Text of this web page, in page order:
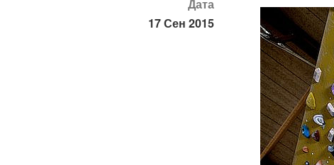
Дата
17 Сен 2015